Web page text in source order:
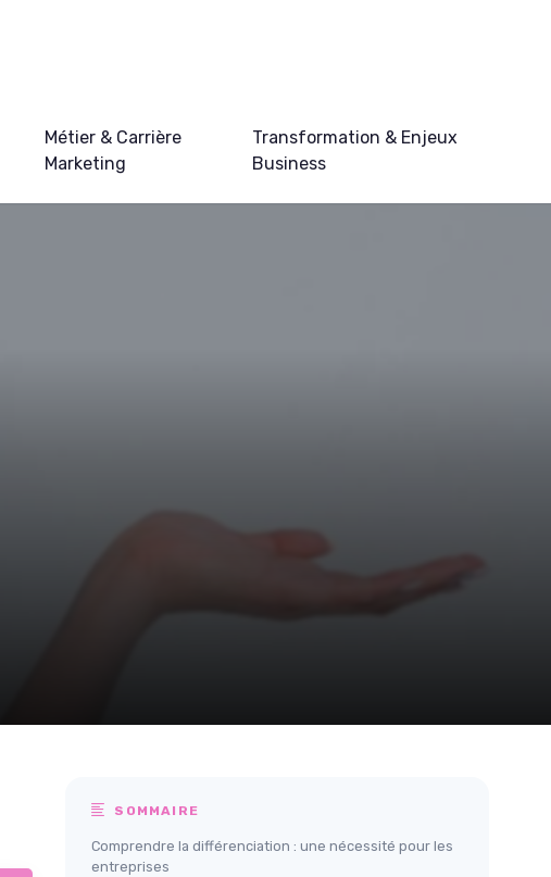
Métier & Carrière
Marketing
Transformation & Enjeux
Business
SOMMAIRE
Comprendre la différenciation : une nécessité pour les
entreprises